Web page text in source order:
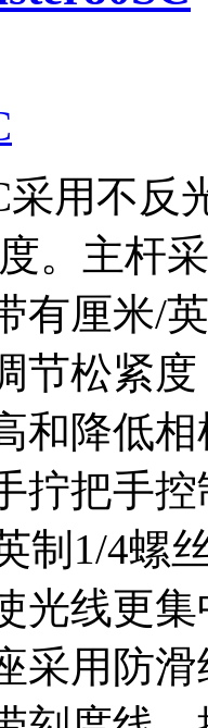
采用不
。主杆
有厘米/
节松紧
和降低
拧把手
制1/4螺
光线更
采用防